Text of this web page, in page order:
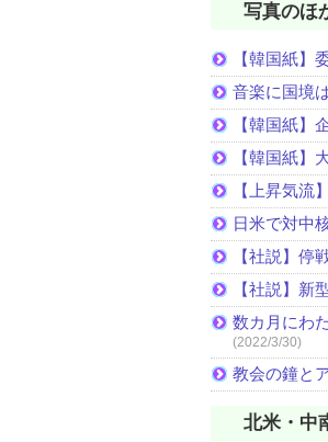
写真のほ
【韓国紙】
音楽に国境
【韓国紙
【韓国紙】
【上昇気流
日米で対中
【社説】
【社説】
数カ月にわ
(2022/3/30)
教会の鐘と
北米・中